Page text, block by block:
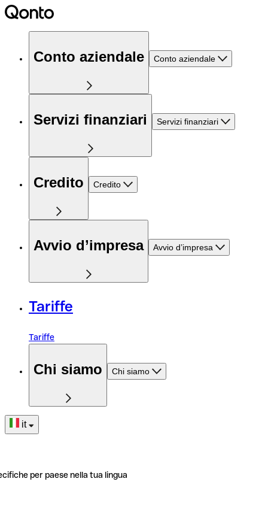
Conto aziendale Conto aziendale
Servizi finanziari Servizi finanziari
Credito Credito
Avvio d’impresa Avvio d’impresa
Tariffe
Tariffe
Chi siamo Chi siamo
it
per paese nella tua lingua